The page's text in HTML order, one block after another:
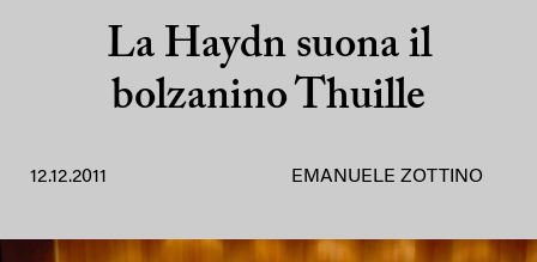
La Haydn suona il
bolzanino Thuille
12.12.2011 EMANUELE ZOTTINO